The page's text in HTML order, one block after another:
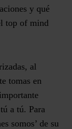
y qué
top of mind
al
tomas en
a tú. Para
somos’ de su